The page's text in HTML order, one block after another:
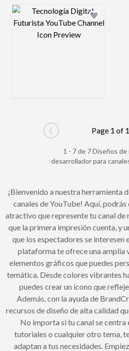
Design preview image
Go to previous page
Page 1 of 1
1 - 7 de 7 Diseños
desarrollador para
¡Bienvenido a nuestra herramienta
canales de YouTube! Aquí,
atractivo que represente tu canal de
que la primera impresión cuenta, y
que los espectadores se interesen
plataforma te ofrece una amplia
elementos gráficos que puedes
temática. Desde colores vibrantes
puedes crear un ícono que
Además, con la ayuda de
recursos de diseño de alta calidad
No importa si tu canal se centra
tutoriales o cualquier otro tema,
adaptan a tus necesidades.